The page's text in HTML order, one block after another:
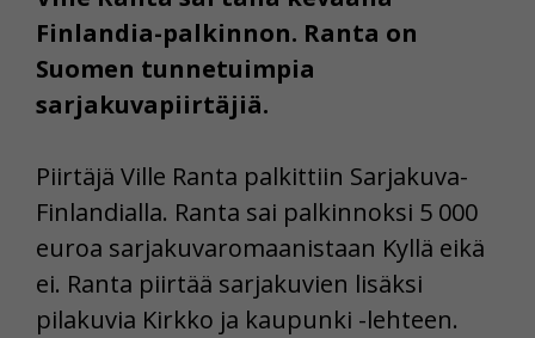
Finlandia-palkinnon. Ranta on
Suomen tunnetuimpia
sarjakuvapiirtäjiä.
Piirtäjä Ville Ranta palkittiin Sarjakuva-
Finlandialla. Ranta sai palkinnoksi 5 000
euroa sarjakuvaromaanistaan Kyllä eikä
ei. Ranta piirtää sarjakuvien lisäksi
pilakuvia Kirkko ja kaupunki -lehteen.